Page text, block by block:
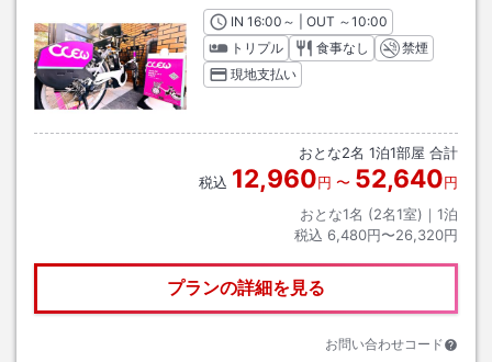
INチェックイン
16:00 ～ | OUT チェックアウト
～10:00
トリプル
食事なし
禁煙
現地支払い
おとな2名 1泊1部屋 合計
税込 12,960円 〜 52,640円
おとな1名 (2名1室)｜ 1泊
税込 6,480円〜26,320円
プランの詳細を見る
お問い合わせコード